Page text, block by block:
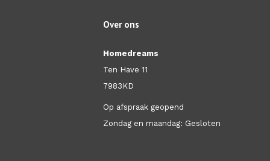
Over ons
Homedreams
Ten Have 11
7983KD
Op afspraak geopend
Zondag en maandag: Gesloten